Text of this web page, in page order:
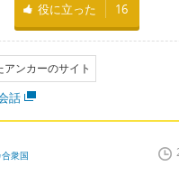
役に立った 16
アンカーのサイト
話
衆国